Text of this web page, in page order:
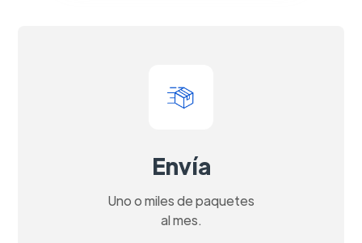
Envía
Uno o miles de paquetes
al mes.